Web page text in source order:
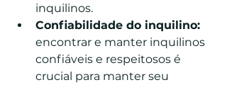
inquilinos.
Confiabilidade do inquilino:
encontrar e manter inquilinos
confiáveis e respeitosos é
crucial para manter seu